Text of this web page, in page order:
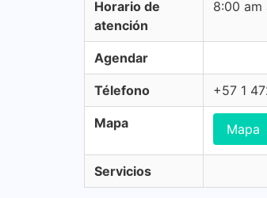
Horario de
atención
8:00 am
Agendar
Télefono +57 1
Mapa Mapa
Servicios